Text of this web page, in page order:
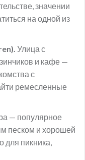
значении
на одной из
Улица с
и кафе —
с
ремесленные
— популярное
песком и хорошей
для пикника,